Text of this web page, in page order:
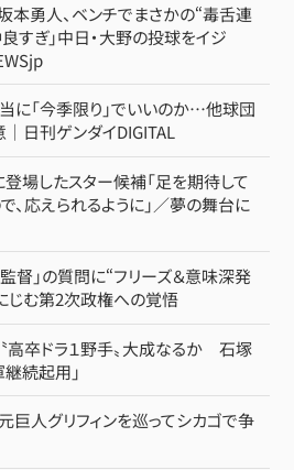
坂本勇人、ベンチでまさかの“毒舌連
良すぎ」中日・大野の投球をイジ
に「今季限り」でいいのか…他球団
日刊ゲンダイDIGITAL
場したスター候補「足を期待して
、応えられるように」／夢の舞台に
督」の質問に“フリーズ＆意味深発
じむ第2次政権への覚悟
高卒ドラ１野手〟大成なるか 石塚
続起用」
元巨人グリフィンを巡ってシカゴで争